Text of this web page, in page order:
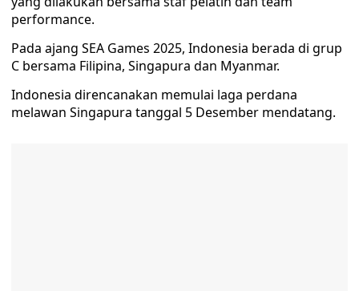
performance.
Pada ajang SEA Games 2025, Indonesia berada di grup
C bersama Filipina, Singapura dan Myanmar.
Indonesia direncanakan memulai laga perdana
melawan Singapura tanggal 5 Desember mendatang.